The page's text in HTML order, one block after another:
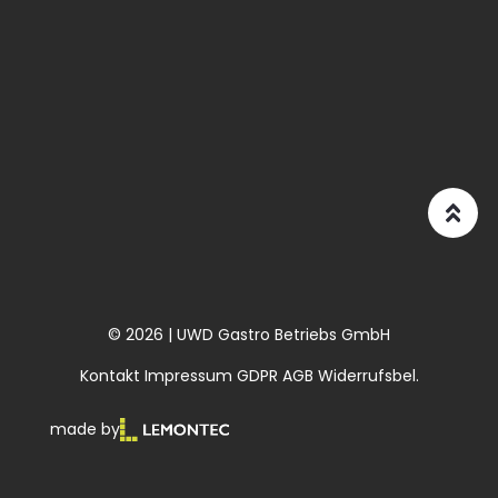
© 2026 | UWD Gastro Betriebs GmbH
Kontakt Impressum GDPR AGB Widerrufsbel.
made by